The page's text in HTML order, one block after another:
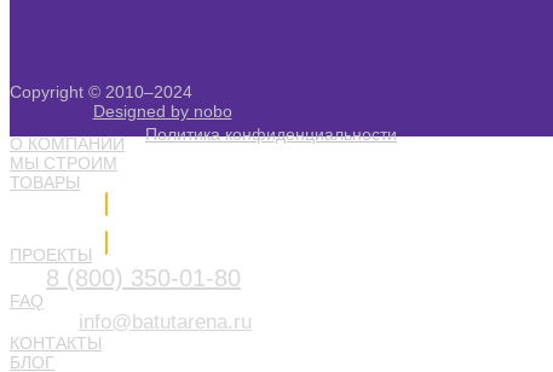
О КОМПАНИИ
МЫ СТРОИМ
ТОВАРЫ
ПРОЕКТЫ
8 (800) 350-01-80
FAQ
info@batutarena.ru
КОНТАКТЫ
БЛОГ
Copyright © 2010–2024
Designed by nobo
Политика конфиденциальности